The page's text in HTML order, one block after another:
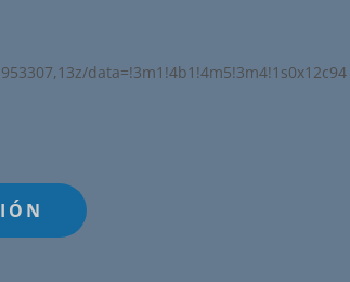
data=!3m1!4b1!4m5!3m4!1s0x12c94